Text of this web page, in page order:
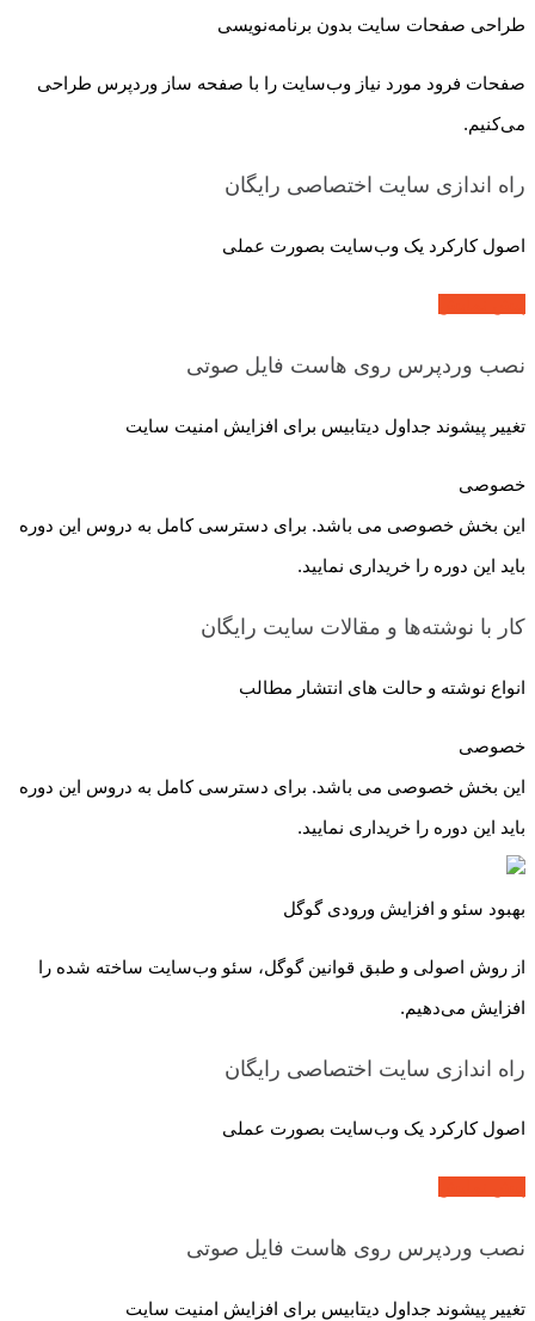
طراحی صفحات سایت بدون برنامه‌نویسی
صفحات فرود مورد نیاز وب‌سایت را با صفحه ساز وردپرس طراحی
می‌کنیم.
راه اندازی سایت اختصاصی رایگان
اصول کارکرد یک وب‌سایت بصورت عملی
نصب وردپرس روی هاست فایل صوتی
تغییر پیشوند جداول دیتابیس برای افزایش امنیت سایت
خصوصی
این بخش خصوصی می باشد. برای دسترسی کامل به دروس این دوره
باید این دوره را خریداری نمایید.
کار با نوشته‌ها و مقالات سایت رایگان
انواع نوشته و حالت های انتشار مطالب
خصوصی
این بخش خصوصی می باشد. برای دسترسی کامل به دروس این دوره
باید این دوره را خریداری نمایید.
بهبود سئو و افزایش ورودی گوگل
از روش اصولی و طبق قوانین گوگل، سئو وب‌سایت ساخته شده را
افزایش می‌دهیم.
راه اندازی سایت اختصاصی رایگان
اصول کارکرد یک وب‌سایت بصورت عملی
نصب وردپرس روی هاست فایل صوتی
تغییر پیشوند جداول دیتابیس برای افزایش امنیت سایت